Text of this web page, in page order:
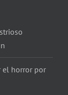
el horror por